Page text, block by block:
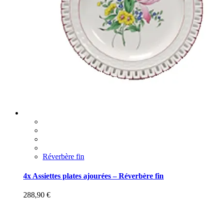
Réverbère fin
4x Assiettes plates ajourées – Réverbère fin
288,90 €